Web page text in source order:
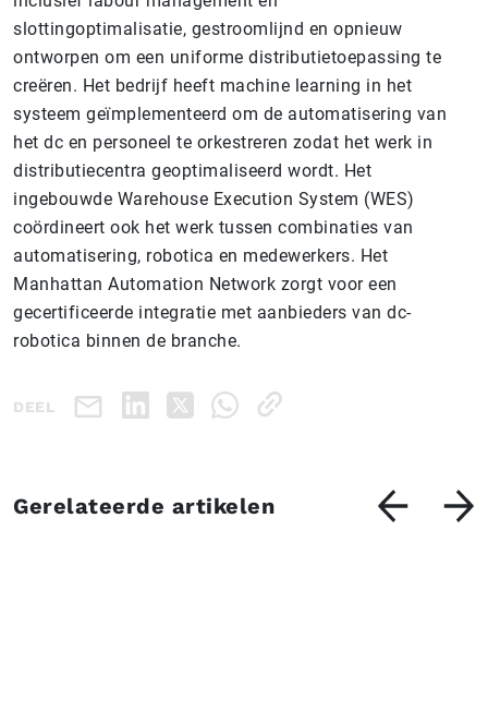
slottingoptimalisatie, gestroomlijnd en opnieuw
ontworpen om een uniforme distributietoepassing te
creëren. Het bedrijf heeft machine learning in het
systeem geïmplementeerd om de automatisering van
het dc en personeel te orkestreren zodat het werk in
distributiecentra geoptimaliseerd wordt. Het
ingebouwde Warehouse Execution System (WES)
coördineert ook het werk tussen combinaties van
automatisering, robotica en medewerkers. Het
Manhattan Automation Network zorgt voor een
gecertificeerde integratie met aanbieders van dc-
robotica binnen de branche.
DEEL
Gerelateerde artikelen